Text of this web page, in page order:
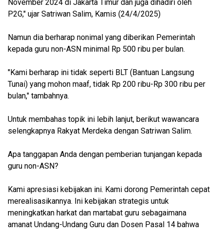
November 2024 di Jakarta Timur dan juga dihadiri oleh
P2G," ujar Satriwan Salim, Kamis (24/4/2025)
Namun dia berharap nonimal yang diberikan Pemerintah
kepada guru non-ASN minimal Rp 500 ribu per bulan.
"Kami berharap ini tidak seperti BLT (Bantuan Langsung
Tunai) yang mohon maaf, tidak Rp 200 ribu-Rp 300 ribu per
bulan," tambahnya.
Untuk membahas topik ini lebih lanjut, berikut wawancara
selengkapnya Rakyat Merdeka dengan Satriwan Salim.
Apa tanggapan Anda dengan pemberian tunjangan kepada
guru non-ASN?
Kami apresiasi kebijakan ini. Kami dorong Pemerintah cepat
merealisasikannya. Ini kebijakan strategis untuk
meningkatkan harkat dan martabat guru sebagaimana
amanat Undang-Undang Guru dan Dosen Pasal 14 bahwa